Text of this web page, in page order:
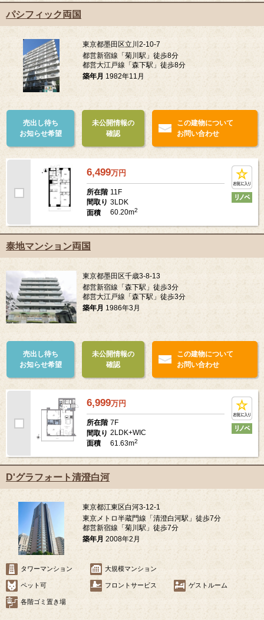
パシフィック両国
東京都墨田区立川2-10-7
都営新宿線「菊川駅」徒歩8分
都営大江戸線「森下駅」徒歩8分
築年月 1982年11月
売出し待ち
お知らせ希望
未公開情報の
確認
この建物について
お問い合わせ
6,499万円
所在階 11F
間取り 3LDK
面積
60.20m2
泰地マンション両国
東京都墨田区千歳3-8-13
都営新宿線「森下駅」徒歩3分
都営大江戸線「森下駅」徒歩3分
築年月 1986年3月
売出し待ち
お知らせ希望
未公開情報の
確認
この建物について
お問い合わせ
6,999万円
所在階 7F
間取り 2LDK+WIC
面積
61.63m2
D'グラフォート清澄白河
東京都江東区白河3-12-1
東京メトロ半蔵門線「清澄白河駅」徒歩7分
都営新宿線「菊川駅」徒歩7分
築年月 2008年2月
タワーマンション 大規模マンション
ペット可 フロントサービス ゲストルーム
各階ゴミ置き場